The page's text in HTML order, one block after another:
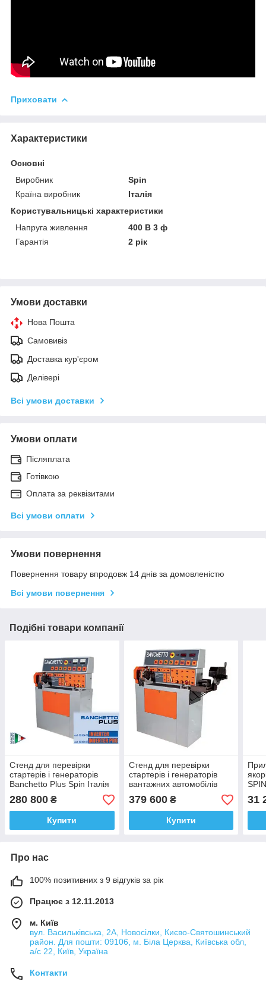
Приховати
Характеристики
Основні
Виробник
Spin
Країна виробник
Італія
Користувальницькі характеристики
Напруга живлення
400 В 3 ф
Гарантія
2 рік
Умови доставки
Нова Пошта
Самовивіз
Доставка кур'єром
Делівері
Всі умови доставки
Умови оплати
Післяплата
Готівкою
Оплата за реквізитами
Всі умови оплати
Умови повернення
Повернення товару впродовж 14 днів за домовленістю
Всі умови повернення
Подібні товари компанії
Стенд для перевірки
стартерів і генераторів
Banchetto Plus Spin Італія
280 800 ₴
Купити
Стенд для перевірки
стартерів і генераторів
вантажних автомобілів
BANCHETTO PROFI Spin
Італія
379 600₴
Купити
31
Про нас
100% позитивних з 9 відгуків за рік
Працює з 12.11.2013
м. Київ
вул. Васильківська, 2А, Новосілки, Києво-Святошинський
район. Для пошти: 09106, м. Біла Церква, Київська обл,
а/с 22, Київ, Україна
Контакти